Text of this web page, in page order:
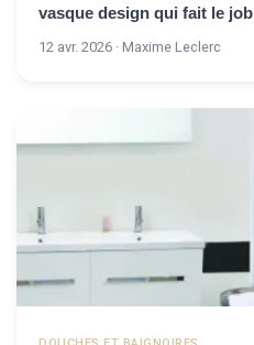
vasque design qui fait le job
12 avr. 2026 · Maxime Leclerc